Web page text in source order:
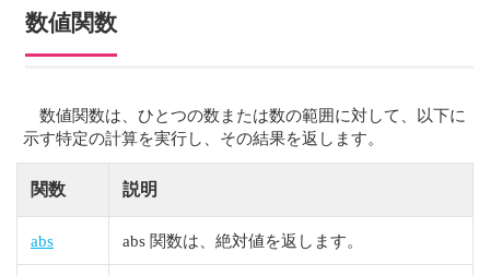
数値関数
数値関数は、ひとつの数または数の範囲に対して、以下に
示す特定の計算を実行し、その結果を返します。
関数 説明
abs abs 関数は、絶対値を返します。